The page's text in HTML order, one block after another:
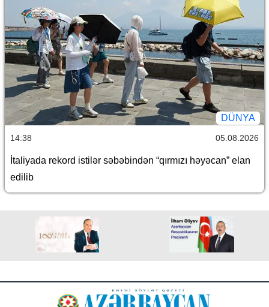
DÜNYA
14:38 05.08.2026
İtaliyada rekord istilər səbəbindən “qırmızı həyəcan” elan
edilib